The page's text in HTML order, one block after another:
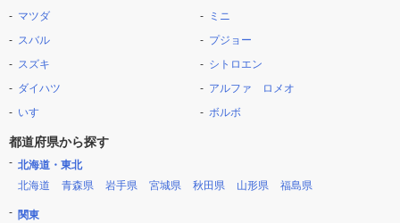
マツダ
スバル
スズキ
ダイハツ
いすゞ
ミニ
プジョー
シトロエン
アルファ ロメオ
ボルボ
都道府県から探す
北海道・東北
北海道
青森県 岩手県 宮城県 秋田県 山形県 福島県
関東